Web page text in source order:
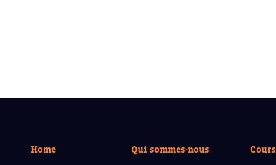
Home Qui sommes-nous Cours